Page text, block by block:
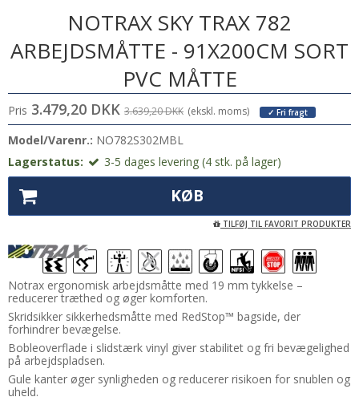
NOTRAX SKY TRAX 782
ARBEJDSMÅTTE - 91X200CM SORT
PVC MÅTTE
Pris 3.479,20 DKK 3.639,20 DKK (ekskl. moms) ✓ Fri fragt
Model/Varenr.: NO782S302MBL
Lagerstatus:
3-5 dages levering (4 stk. på lager)
KØB
TILFØJ TIL FAVORIT PRODUKTER
Notrax ergonomisk arbejdsmåtte med 19 mm tykkelse –
reducerer træthed og øger komforten.
Skridsikker sikkerhedsmåtte med RedStop™ bagside, der
forhindrer bevægelse.
Bobleoverflade i slidstærk vinyl giver stabilitet og fri bevægelighed
på arbejdspladsen.
Gule kanter øger synligheden og reducerer risikoen for snublen og
uheld.